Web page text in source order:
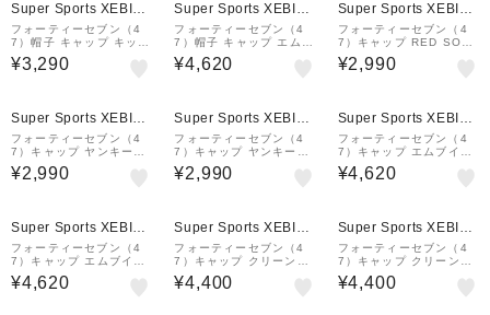
Super Sports XEBIO
&mall店
フォーティーセブン（4
7）帽子 キャップ キッズ
クリーンナップ Disney
ディズニー ミニーマウス
¥3,290
Super Sports XEBIO
&mall店
フォーティーセブン（4
7）帽子 キャップ エムブ
イピー サンディエゴ・パ
ドレス チャコール 55-5
¥4,620
Super Sports XEBIO
&mall店
フォーティーセブン（4
7）キャップ RED SOX
CLEAN UP NAVY B-R
GW02GWS-NYX MLB
¥2,990
Super Sports XEBIO
&mall店
フォーティーセブン（4
7）キャップ ヤンキース
ベースランナー B-BSRN
R17GWS-DG
¥2,990
Super Sports XEBIO
&mall店
フォーティーセブン（4
7）キャップ ヤンキース
ベースランナー B-BSRN
R17GWS-GY
¥2,990
Super Sports XEBIO
&mall店
フォーティーセブン（4
7）キャップ エムブイピ
ー ボストン・レッドソッ
クス STADIUM ADDRE
¥4,620
Super Sports XEBIO
&mall店
フォーティーセブン（4
7）キャップ エムブイピ
ー ロサンゼルス・ドジャ
ース カーキ 55-59cm B
¥4,620
Super Sports XEBIO
&mall店
フォーティーセブン（4
7）キャップ クリーンナ
ップ HEART ハート サ
ンドストーム 14920372
¥4,400
Super Sports XEBIO
&mall店
フォーティーセブン（4
7）キャップ クリーンナ
ップ ロサンゼルス・ドジ
ャース SEERSUCKER
¥4,400